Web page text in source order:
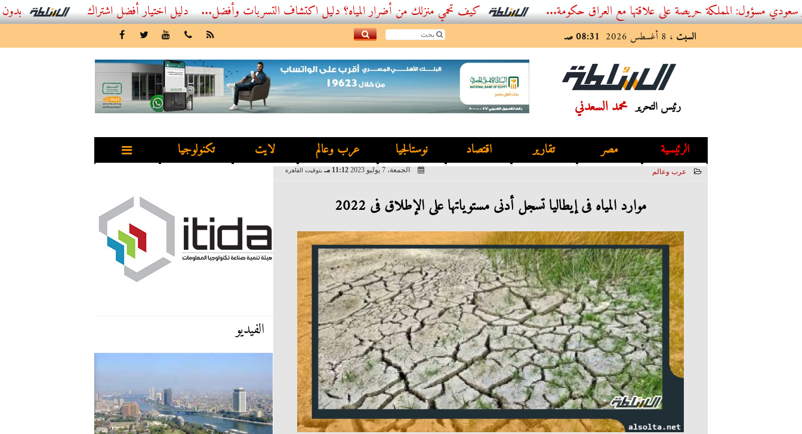
أفضل اشتراك IPTV بدون تقطيع 2026 – دليل المشاهد العصري المملكة حريصة على علاقتها مع العراق حكومة... كيف تحمي منزلك من أضرار المياه؟ دليل اكتشاف التسربات وأفضل...
السبت ، 8 أغسطس 2026 08:31 صـ
رئيس التحرير محمد السعدني
الرئيسية مصر تقارير اقتصاد نوستالجيا عرب وعالم لايت تكنولوجيا
عرب وعالم الجمعة، 7 يوليو 2023 11:12 مـ بتوقيت القاهرة
موارد المياه فى إيطاليا تسجل أدنى مستوياتها على الإطلاق فى 2022
الفيديو